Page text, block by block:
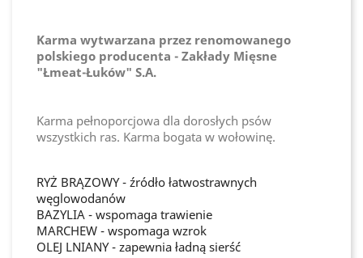
Karma wytwarzana przez renomowanego
polskiego producenta - Zakłady Mięsne
"Łmeat-Łuków" S.A.
Karma pełnoporcjowa dla dorosłych psów
wszystkich ras. Karma bogata w wołowinę.
RYŻ BRĄZOWY - źródło łatwostrawnych
węglowodanów
BAZYLIA - wspomaga trawienie
MARCHEW - wspomaga wzrok
OLEJ LNIANY - zapewnia ładną sierść